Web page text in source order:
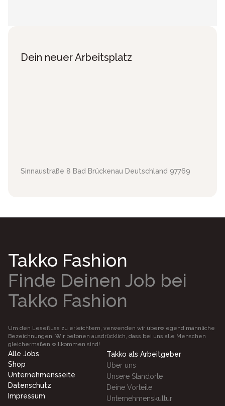
Dein neuer Arbeitsplatz
Sinnaustraße 8 Bad Brückenau Deutschland 97769
Takko Fashion
Finde Deinen Job bei
Takko Fashion
Um den Lesefluss zu erleichtern, verwenden wir überwiegend männliche
Bezeichnungen. Wir betonen ausdrücklich, dass bei uns alle Menschen
gleichermaßen willkommen sind!
Alle Jobs
Shop
Unternehmensseite
Datenschutz
Impressum
Takko als Arbeitgeber
Über uns
Unsere Standorte
Deine Vorteile
Unternehmenskultur